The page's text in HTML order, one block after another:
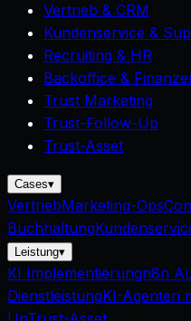
Vertrieb & CRM
Kundenservice &
Recruiting & HR
Backoffice &
Trust Marketing
Trust-Follow-Up
Trust-Asset
Cases▾
VertriebMarketing-Ops
Buchhaltung
Leistung▾
KI Implementierungn8n
DienstleistungKI-Agenten